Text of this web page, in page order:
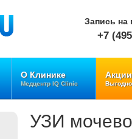
Запись на
+7
О Клинике
Медцентр IQ Clinic
Акции
УЗИ